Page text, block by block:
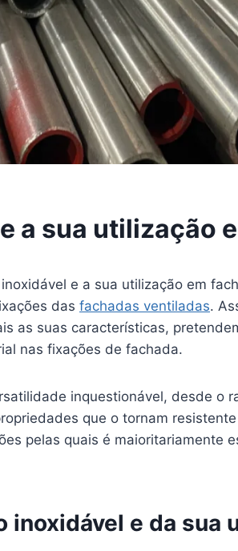
a sua utilização
e a sua utilização em
das fachadas ventiladas.
as suas características,
nas fixações de fachada.
inquestionável, desde o
que o tornam
pelas quais é maioritariamente
inoxidável e da sua